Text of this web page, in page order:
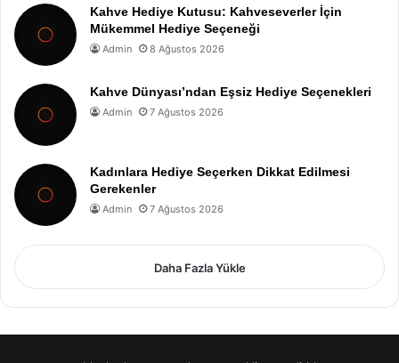
Kahve Hediye Kutusu: Kahveseverler İçin
Mükemmel Hediye Seçeneği
Admin 8 Ağustos 2026
Kahve Dünyası’ndan Eşsiz Hediye Seçenekleri
Admin 7 Ağustos 2026
Kadınlara Hediye Seçerken Dikkat Edilmesi
Gerekenler
Admin 7 Ağustos 2026
Daha Fazla Yükle